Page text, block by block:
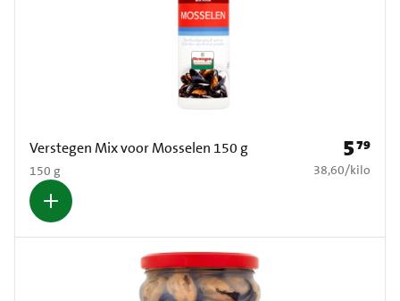
Verstegen Mix voor Mosselen 150 g
150 g
Prijs: €
579
€ 38,60 per kilo
38,60/kilo